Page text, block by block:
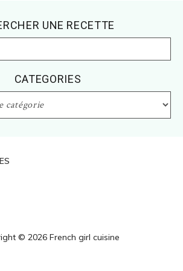
UNE RECETTE
CATEGORIES
© 2026 French girl cuisine